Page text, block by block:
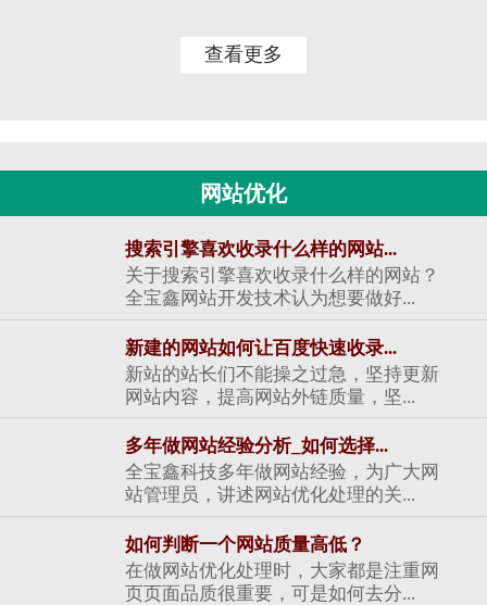
查看更多
网站优化
搜索引擎喜欢收录什么样的网站...
关于搜索引擎喜欢收录什么样的网站？
全宝鑫网站开发技术认为想要做好...
新建的网站如何让百度快速收录...
新站的站长们不能操之过急，坚持更新
网站内容，提高网站外链质量，坚...
多年做网站经验分析_如何选择...
全宝鑫科技多年做网站经验，为广大网
站管理员，讲述网站优化处理的关...
如何判断一个网站质量高低？
在做网站优化处理时，大家都是注重网
页页面品质很重要，可是如何去分...